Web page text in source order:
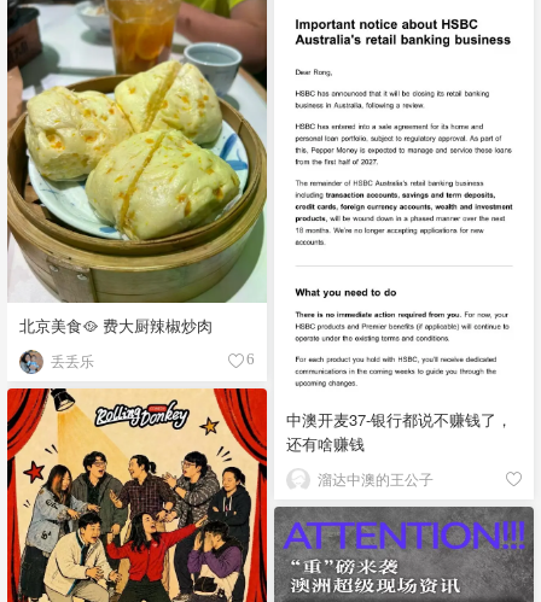
北京美食🥘 费大厨辣椒炒肉
丢丢乐 6
中澳开麦37-银行都说不赚钱了，
还有啥赚钱
溜达中澳的王公子